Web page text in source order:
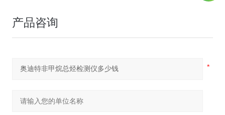
产品咨询